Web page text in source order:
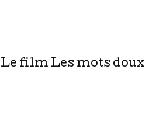
Le film Les mots doux